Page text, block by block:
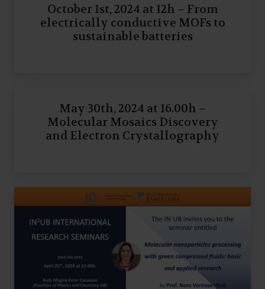
October 1st, 2024 at 12h – From
electrically conductive MOFs to
sustainable batteries
May 30th, 2024 at 16.00h –
Molecular Mosaics Discovery
and Electron Crystallography